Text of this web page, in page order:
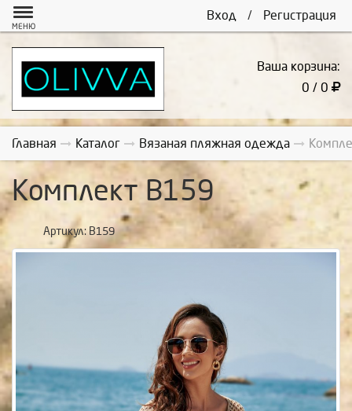
Вход / Регистрация
МЕНЮ
Ваша корзина:
0 / 0
Главная Каталог Вязаная пляжная одежда
Комплект В159
Артикул: В159